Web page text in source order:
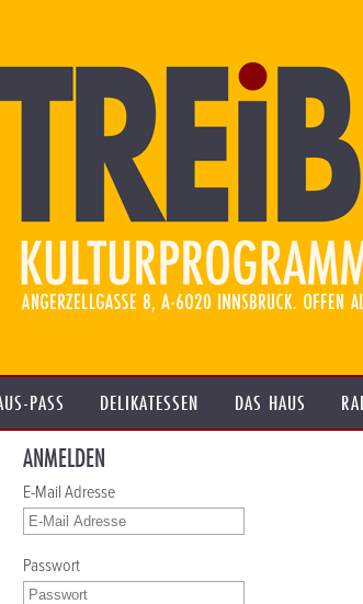
PASS DELIKATESSEN DAS HAUS
ANMELDEN
E-Mail Adresse
Passwort